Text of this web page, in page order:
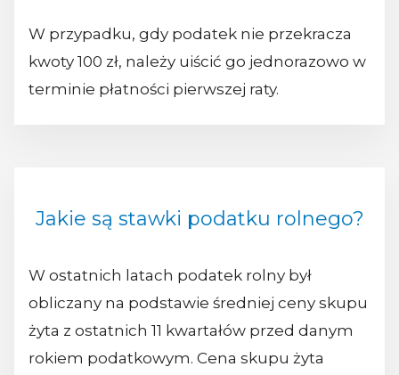
W przypadku, gdy podatek nie przekracza
kwoty 100 zł, należy uiścić go jednorazowo w
terminie płatności pierwszej raty.
Jakie są stawki podatku rolnego?
W ostatnich latach podatek rolny był
obliczany na podstawie średniej ceny skupu
żyta z ostatnich 11 kwartałów przed danym
rokiem podatkowym. Cena skupu żyta